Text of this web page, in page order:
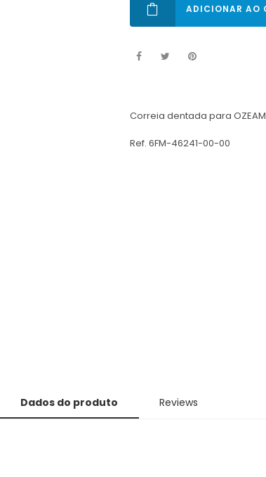
ADICIONAR AO
Correia dentada para
Ref. 6FM-46241-00-00
Dados do produto Reviews